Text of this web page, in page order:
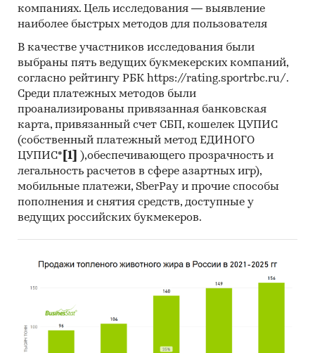
компаниях. Цель исследования — выявление
наиболее быстрых методов для пользователя
В качестве участников исследования были
выбраны пять ведущих букмекерских компаний,
согласно рейтингу РБК https://rating.sportrbc.ru/.
Среди платежных методов были
проанализированы привязанная банковская
карта, привязанный счет СБП, кошелек ЦУПИС
(собственный платежный метод ЕДИНОГО
ЦУПИС* [1]
),обеспечивающего прозрачность и
легальность расчетов в сфере азартных игр),
мобильные платежи, SberPay и прочие способы
пополнения и снятия средств, доступные у
ведущих российских букмекеров.